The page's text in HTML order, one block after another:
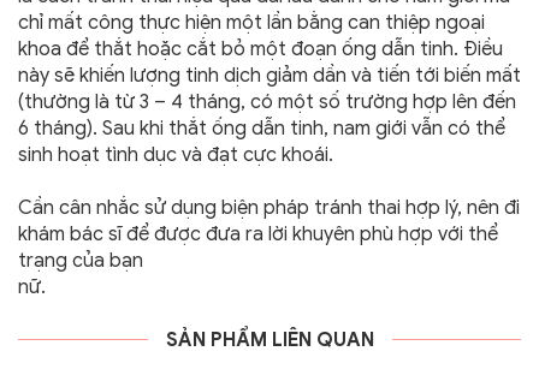
chỉ mất công thực hiện một lần bằng can thiệp ngoại
khoa để thắt hoặc cắt bỏ một đoạn ống dẫn tinh. Điều
này sẽ khiến lượng tinh dịch giảm dần và tiến tới biến mất
(thường là từ 3 – 4 tháng, có một số trường hợp lên đến
6 tháng). Sau khi thắt ống dẫn tinh, nam giới vẫn có thể
sinh hoạt tình dục và đạt cực khoái.
Cần cân nhắc sử dụng biện pháp tránh thai hợp lý, nên đi
khám bác sĩ để được đưa ra lời khuyên phù hợp với thể
trạng của bạn
nữ.
SẢN PHẨM LIÊN QUAN